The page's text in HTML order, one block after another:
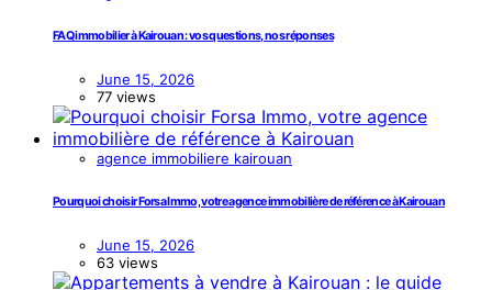
FAQ immobilier à Kairouan : vos questions, nos réponses
June 15, 2026
77 views
agence immobiliere kairouan
Pourquoi choisir Forsa Immo, votre agence immobilière de référence à Kairouan
June 15, 2026
63 views